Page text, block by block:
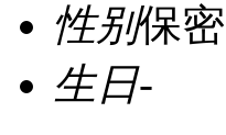
性别保密
生日-